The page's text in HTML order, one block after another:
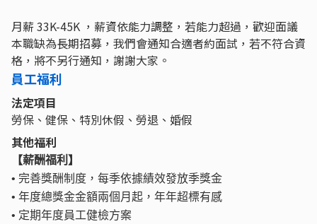
月薪 33K-45K ，薪資依能力調整，若能力超過，歡迎面議
本職缺為長期招募，我們會通知合適者約面試，若不符合資
格，將不另行通知，謝謝大家。
員工福利
法定項目
勞保、健保、特別休假、勞退、婚假
其他福利
【薪酬福利】
• 完善獎酬制度，每季依據績效發放季獎金
• 年度總獎金金額兩個月起，年年超標有感
• 定期年度員工健檢方案